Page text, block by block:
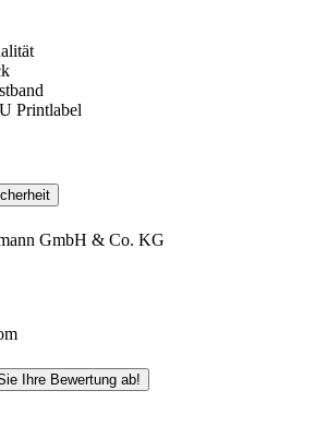
Printlabel
GmbH & Co. KG
Ihre Bewertung ab!